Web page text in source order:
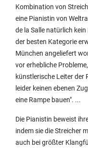
Kombination von
eine Pianistin von
de la Salle natürlich
der besten Kategorie
München angeliefert
vor erhebliche
künstlerische Leiter der
leider keinen ebenen
eine Rampe bauen". ...
Die Pianistin beweist
indem sie die Streicher
auch bei größter